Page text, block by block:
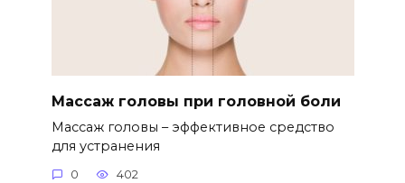
Массаж головы при головной боли
Массаж головы – эффективное средство
для устранения
0 402